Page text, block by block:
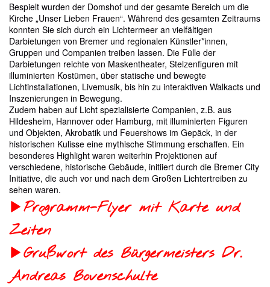
Bespielt wurden der Domshof und der gesamte Bereich um die
Kirche „Unser Lieben Frauen“. Während des gesamten Zeitraums
konnten Sie sich durch ein Lichtermeer an vielfältigen
Darbietungen von Bremer und regionalen Künstler*innen,
Gruppen und Companien treiben lassen. Die Fülle der
Darbietungen reichte von Maskentheater, Stelzenfiguren mit
illuminierten Kostümen, über statische und bewegte
Lichtinstallationen, Livemusik, bis hin zu interaktiven Walkacts und
Inszenierungen in Bewegung.
Zudem haben auf Licht spezialisierte Companien, z.B. aus
Hildesheim, Hannover oder Hamburg, mit illuminierten Figuren
und Objekten, Akrobatik und Feuershows im Gepäck, in der
historischen Kulisse eine mythische Stimmung erschaffen. Ein
besonderes Highlight waren weiterhin Projektionen auf
verschiedene, historische Gebäude, initiiert durch die Bremer City
Initiative, die auch vor und nach dem Großen Lichtertreiben zu
sehen waren.
Programm-Flyer mit Karte und
Zeiten
Grußwort des Bürgermeisters Dr.
Andreas Bovenschulte